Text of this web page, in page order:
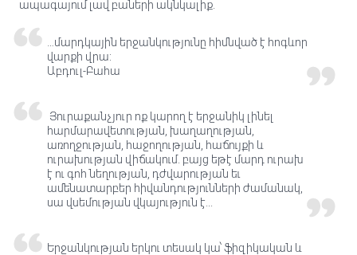
ապագայում լավ բաների ակնկալիք.
…մարդկային երջանկությունը հիմնված է հոգևոր
վարքի վրա:
Աբդուլ-Բահա
Յուրաքանչյուր ոք կարող է երջանիկ լինել
հարմարավետության, խաղաղության,
առողջության, հաջողության, հաճույքի և
ուրախության վիճակում. բայց եթէ մարդ ուրախ
է ու գոհ նեղության, դժվարության եւ
ամենատարբեր հիվանդությունների ժամանակ,
սա վսեմության վկայություն է...
Երջանկության երկու տեսակ կա՝ ֆիզիկական և